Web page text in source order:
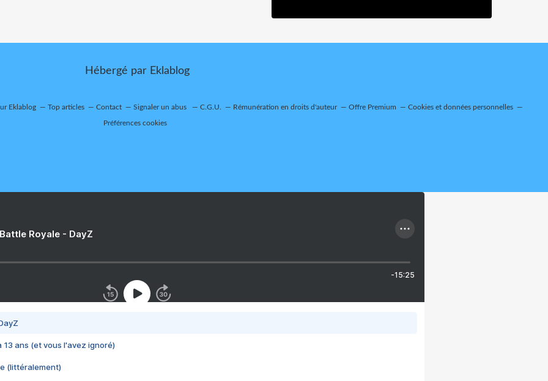
Hébergé par Eklablog
Eklablog Top articles Contact Signaler un abus C.G.U. Rémunération en droits d'auteur Offre Premium Cookies et données personnelles
Préférences cookies
Royale - DayZ
-15:25
13 ans (et vous l'avez ignoré)
(littéralement)